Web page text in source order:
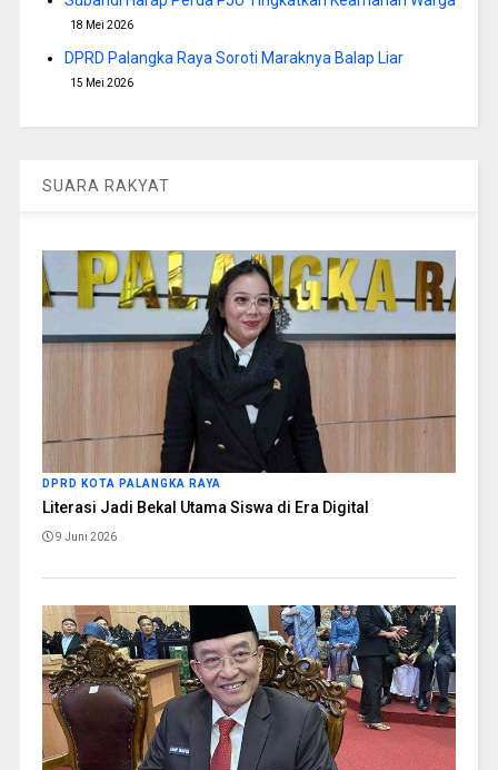
18 Mei 2026
DPRD Palangka Raya Soroti Maraknya Balap Liar
15 Mei 2026
SUARA RAKYAT
DPRD KOTA PALANGKA RAYA
Literasi Jadi Bekal Utama Siswa di Era Digital
9 Juni 2026